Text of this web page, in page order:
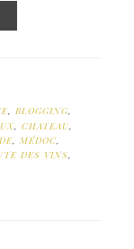
BLOGGING
CHATEAU
MÉDOC
DES VINS